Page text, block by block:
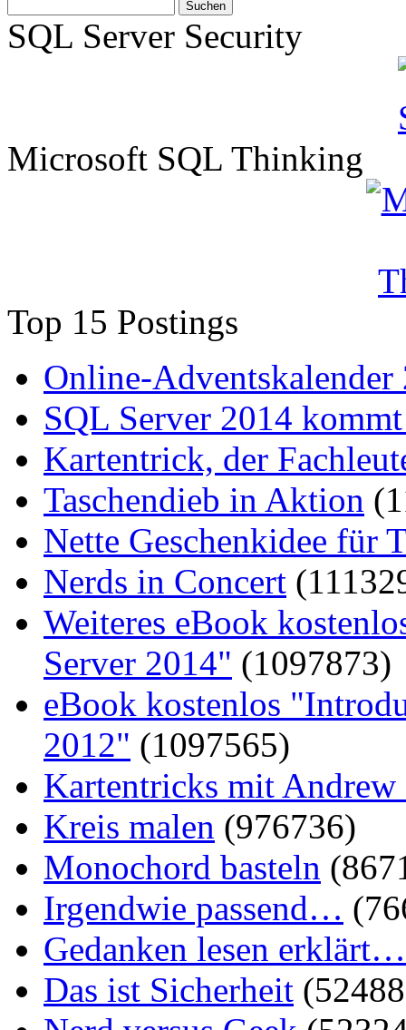
SQL Server Security
Microsoft SQL Thinking
Top 15 Postings
Online-Adventskalender
SQL Server 2014
Kartentrick, der
Taschendieb in Aktion
Nette Geschenkidee für
Nerds in Concert
Weiteres eBook
Server 2014" (1097873)
eBook kostenlos
2012" (1097565)
Kartentricks mit
Kreis malen (976736)
Monochord basteln
Irgendwie passend…
Gedanken lesen erklärt…
Das ist Sicherheit